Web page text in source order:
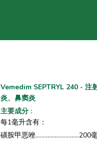
Vemedim SEPTRYL 240 - 注
炎、鼻窦炎
主要成分 :
每1毫升含有：
磺胺甲恶唑.............................200